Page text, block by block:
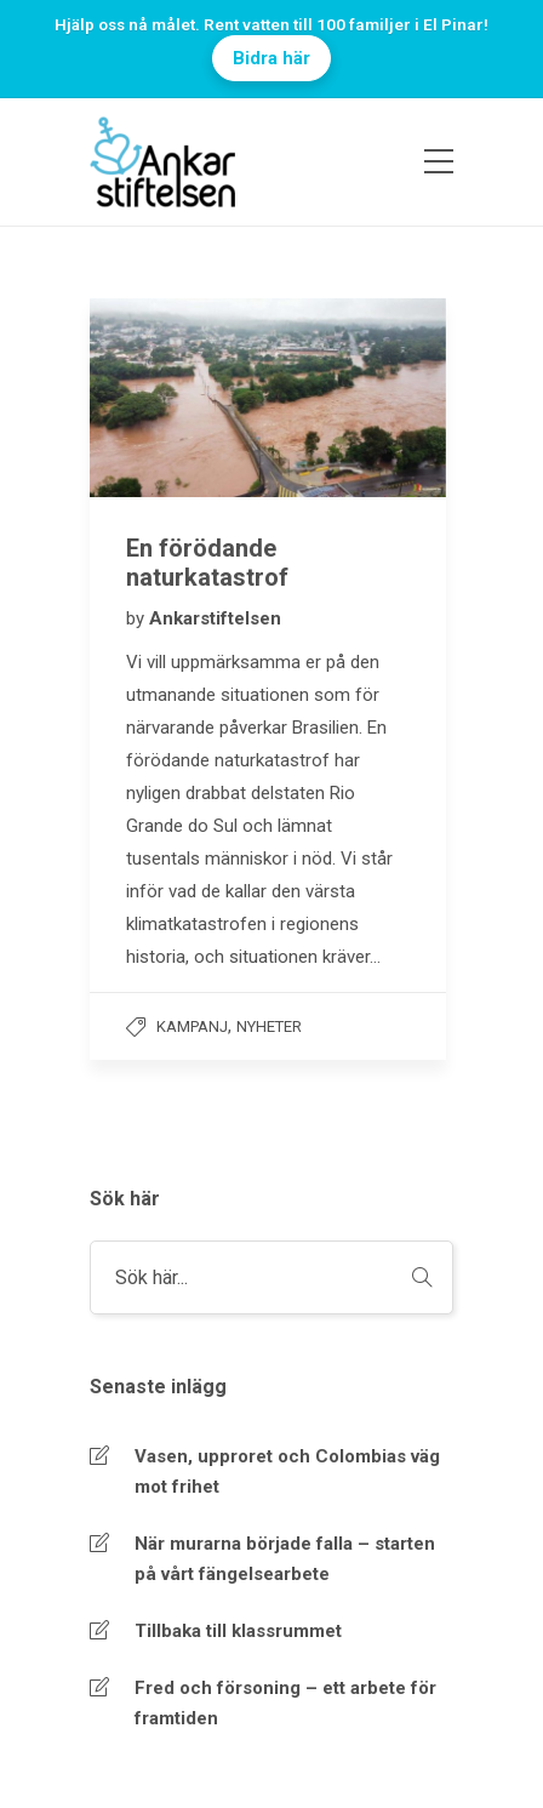
Hjälp oss nå målet. Rent vatten till 100 familjer i El Pinar!
Bidra här
En förödande
naturkatastrof
by Ankarstiftelsen
Vi vill uppmärksamma er på den
utmanande situationen som för
närvarande påverkar Brasilien. En
förödande naturkatastrof har
nyligen drabbat delstaten Rio
Grande do Sul och lämnat
tusentals människor i nöd. Vi står
inför vad de kallar den värsta
klimatkatastrofen i regionens
historia, och situationen kräver…
KAMPANJ, NYHETER
Sök här
Senaste inlägg
Vasen, upproret och Colombias väg
mot frihet
När murarna började falla – starten
på vårt fängelsearbete
Tillbaka till klassrummet
Fred och försoning – ett arbete för
framtiden